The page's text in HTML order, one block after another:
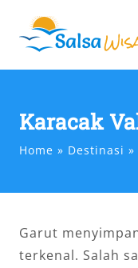
content
Karacak
Home Destinasi
Garut
terkenal. Salah